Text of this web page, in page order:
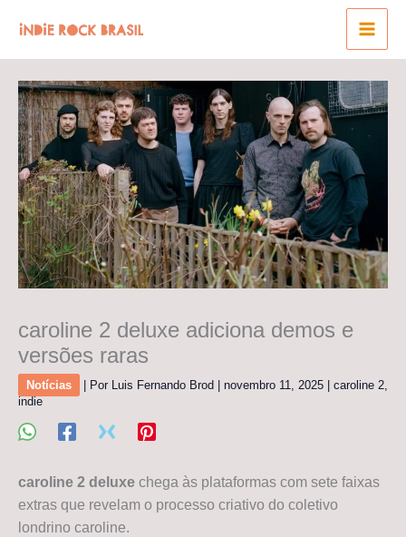
para
o
conteúdo
caroline 2 deluxe adiciona demos e
versões raras
Notícias | Por Luis Fernando Brod novembro 11, 2025 caroline 2,
indie
caroline 2 deluxe chega às plataformas com sete faixas
extras que revelam o processo criativo do coletivo
londrino caroline.